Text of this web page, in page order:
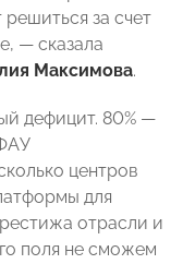
за счет
— сказала
Максимова.
дефицит. 80% —
центров
для
отрасли и
поля не сможем